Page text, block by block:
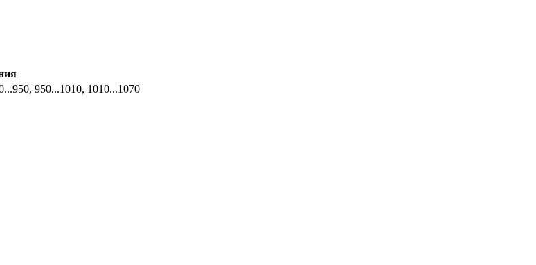
950...1010, 1010...1070